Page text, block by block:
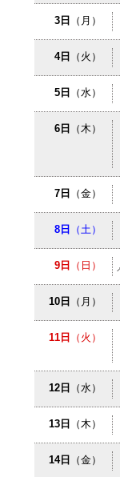
3日 （月）
4日 （火）
5日 （水）
6日 （木）
7日 （金）
8日 （土）
9日 （日）
10日 （月）
11日 （火）
12日 （水）
13日 （木）
14日 （金）